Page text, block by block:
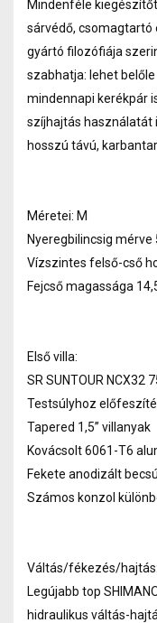
Mindenféle
sárvédő, csomagtartó
gyártó filozófiája
szabhatja: lehet
mindennapi kerékpár
szíjhajtás használatát
hosszú távú,
Méretei: M
Nyeregbilincsig mérve
Vízszintes felső-cső
Fejcső magassága
Első villa:
SR SUNTOUR NCX32
Testsúlyhoz
Tapered 1,5” villanyak
Kovácsolt 6061-T6
Fekete anodizált
Számos konzol
Váltás/fékezés/hajtás:
Legújabb top
hidraulikus váltás-